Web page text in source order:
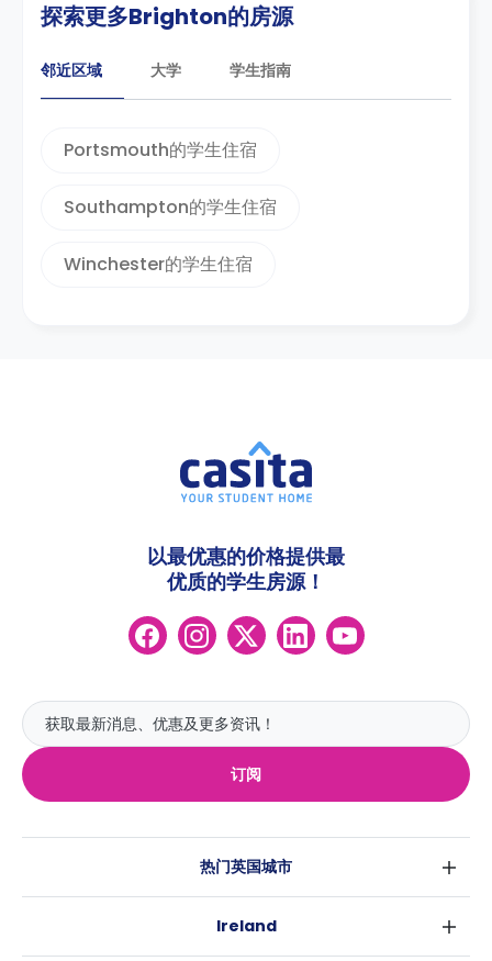
得益于多种因素，包括布莱顿大学声誉的提高、
生到英国留学的政策。英国。
布莱顿有几个适合学生的区域。它们都为学生提
应不同的文化。这些社区通常会影响公共交通费
布莱顿最受大学生欢迎的地区是刘易斯路 刘易斯
和苏塞克斯大学法尔默校区，专门建
造的学生住宿选择费用约为每周 150 至 300
从刘易斯路乘坐不同交通方式前往市中心所
需时间：
巴士 - 20-25 分钟
自行车 - 15-20 分钟
汽车 - 10-15 分钟
住在 穆尔斯库姆 和 贝文迪安 的学生每周需
支付 120 至 300 英镑左右。附近的大学包
和布莱顿大学
迪安 到市中心的旅行时间：
巴士 - 15-20 分钟
自行车 - 20-25 分钟
汽车 - 15-20 分钟
探索更多Brighton的房源
邻近区域 大学 学生指南
Portsmouth的学生住宿
Southampton的学生住宿
Winchester的学生住宿
订阅
以最优惠的价格提供最
优质的学生房源！
热门英国城市
Ireland